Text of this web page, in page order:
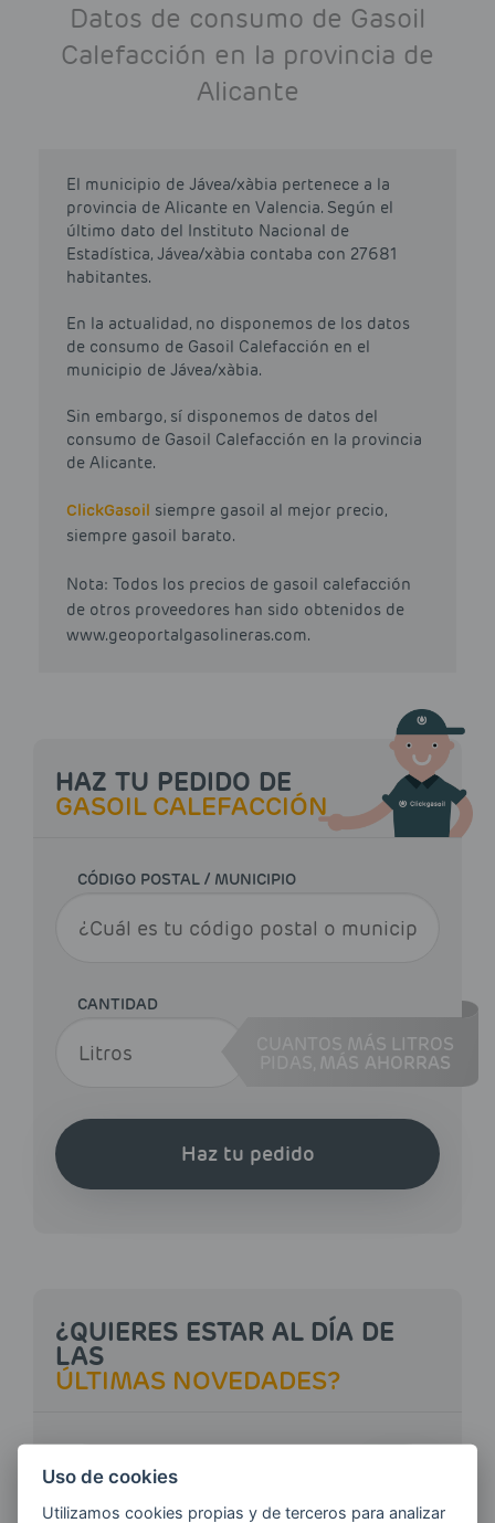
Datos de consumo de Gasoil
Calefacción en la provincia de
Alicante
El municipio de Jávea/xàbia pertenece a la
provincia de Alicante en Valencia. Según el
último dato del Instituto Nacional de
Estadística, Jávea/xàbia contaba con 27681
habitantes.
En la actualidad, no disponemos de los datos
de consumo de Gasoil Calefacción en el
municipio de Jávea/xàbia.
Sin embargo, sí disponemos de datos del
consumo de Gasoil Calefacción en la provincia
de Alicante.
ClickGasoil siempre gasoil al mejor precio,
siempre gasoil barato.
Nota: Todos los precios de gasoil calefacción
de otros proveedores han sido obtenidos de
www.geoportalgasolineras.com.
HAZ TU PEDIDO DE
GASOIL CALEFACCIÓN
CÓDIGO POSTAL / MUNICIPIO
CANTIDAD
CUANTOS MÁS LITROS
MÁS AHORRAS
Haz tu pedido
¿QUIERES ESTAR AL DÍA DE
LAS
ÚLTIMAS NOVEDADES?
Uso de cookies
Utilizamos cookies propias y de terceros para analizar